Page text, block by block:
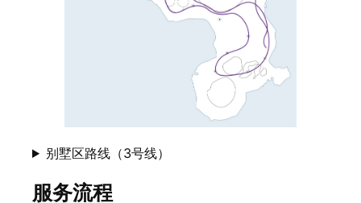
别墅区路线（3号线）
服务流程